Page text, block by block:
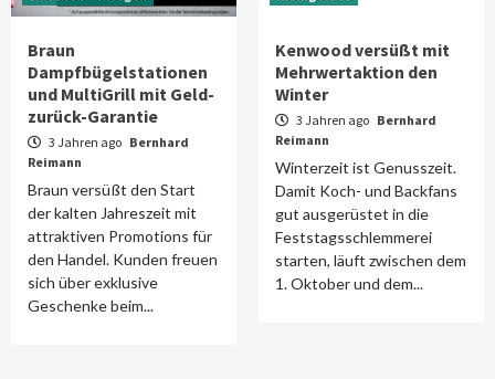
Braun
Dampfbügelstationen
und MultiGrill mit Geld-
zurück-Garantie
3 Jahren ago Bernhard
Reimann
Braun versüßt den Start
der kalten Jahreszeit mit
attraktiven Promotions für
den Handel. Kunden freuen
sich über exklusive
Geschenke beim...
Kenwood versüßt mit
Mehrwertaktion den
Winter
3 Jahren ago Bernhard
Reimann
Winterzeit ist Genusszeit.
Damit Koch- und Backfans
gut ausgerüstet in die
Feststagsschlemmerei
starten, läuft zwischen dem
1. Oktober und dem...